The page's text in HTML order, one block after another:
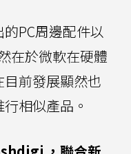
PC周邊配件以
在於微軟在硬體
前發展顯然也
相似產品。